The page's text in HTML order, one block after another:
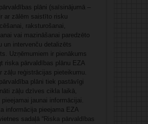
plāni (saīsinājumā –
ar zālēm saistīto risku
raksturošanai,
vai mazināšanai paredzēto
un intervenču detalizēts
Uzņēmumiem ir pienākums
riska pārvaldības plānu EZA
zāļu reģistrācijas pieteikumu.
plāni tiek pastāvīgi
zāļu dzīves cikla laikā,
pieejamai jaunai informācijai.
informācija pieejama EZA
sadaļā “Riska pārvaldības